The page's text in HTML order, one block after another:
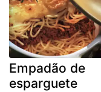
Empadão de
esparguete